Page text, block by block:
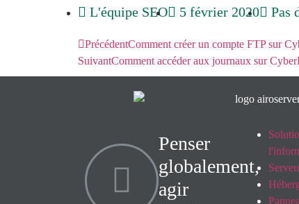
L'équipe SEO 5 février 2020 Pas
PrécédentComment créer un compte FTP sur
SuivantComment accéder aux journaux sur
Penser
globalement,
agir